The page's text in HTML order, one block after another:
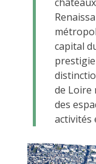
capital
de Loire
des
activités